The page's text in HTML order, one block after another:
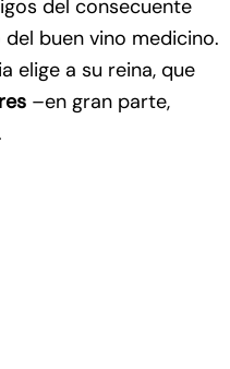
del consecuente
buen vino medicino.
elige a su reina, que
–en gran parte,